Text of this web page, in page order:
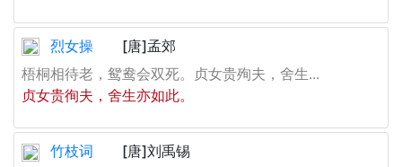
烈女操
[唐]孟郊
梧桐相待老，鸳鸯会双死。贞女贵殉夫，舍生...
贞女贵徇夫，舍生亦如此。
竹枝词
[唐]刘禹锡